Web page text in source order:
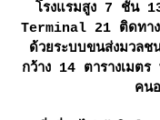
รงแรมสูง 7 ชั้น
Terminal 21 ติดทาง
ด้วยระบบขนส่งมวล
กว้าง 14 ตารางเมต
คน